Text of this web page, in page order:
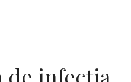
de infecția